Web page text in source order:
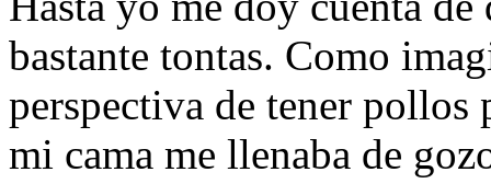
bastante tontas. Como
perspectiva de tener pollos
mi cama me llenaba de